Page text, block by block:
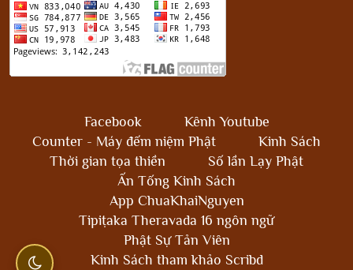
Facebook
Kênh Youtube
Counter - Máy đếm niệm Phật
Kinh Sách
Thời gian tọa thiền
Số lần Lạy Phật
Ấn Tống Kinh Sách
App ChuaKhaiNguyen
Tipiṭaka Theravada 16 ngôn ngữ
Phật Sự Tản Viên
Kinh Sách tham khảo Scribd